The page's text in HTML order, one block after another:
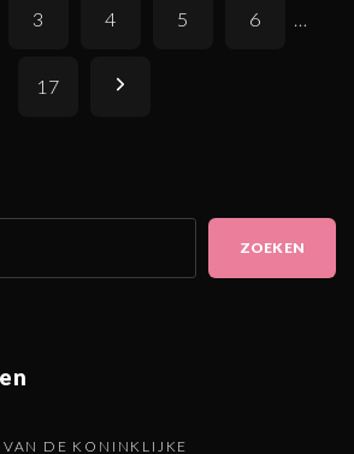
3 4 5 6 …
17 V
d
ZOEKEN
DE KONINKLIJKE